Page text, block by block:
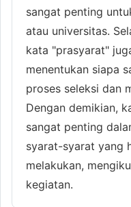
sangat penting
atau universitas.
kata "prasyarat"
menentukan siapa
proses seleksi dan
Dengan demikian,
sangat penting
syarat-syarat yang
melakukan,
kegiatan.